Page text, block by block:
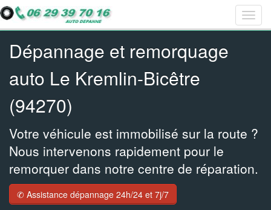
Bar
Bar
Bar
Dépannage et remorquage
auto Le Kremlin-Bicêtre
(94270)
Votre véhicule est immobilisé sur la route ?
Nous intervenons rapidement pour le
remorquer dans notre centre de réparation.
✆ Assistance dépannage 24h/24 et 7j/7